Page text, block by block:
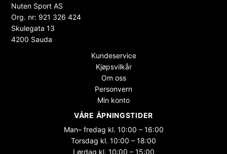
Nuten Sport AS
Org. nr: 921 326 424
Skulegata 13
4200 Sauda
Kundeservice
Kjøpsvilkår
Om oss
Personvern
Min konto
VÅRE ÅPNINGSTIDER
Man– fredag kl. 10:00 – 16:00
Torsdag kl. 10:00 – 18:00
Lørdag kl. 10:00 – 15:00